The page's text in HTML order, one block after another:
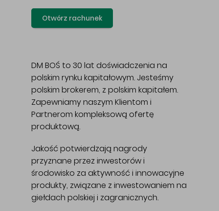
Otwórz rachunek
DM BOŚ to 30 lat doświadczenia na
polskim rynku kapitałowym. Jesteśmy
polskim brokerem, z polskim kapitałem.
Zapewniamy naszym Klientom i
Partnerom kompleksową ofertę
produktową.
Jakość potwierdzają nagrody
przyznane przez inwestorów i
środowisko za aktywność i innowacyjne
produkty, związane z inwestowaniem na
giełdach polskiej i zagranicznych.